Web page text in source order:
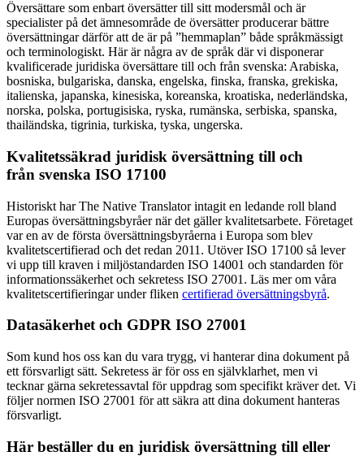
Översättare som enbart översätter till sitt modersmål och är
specialister på det ämnesområde de översätter producerar bättre
översättningar därför att de är på ”hemmaplan” både språkmässigt
och terminologiskt. Här är några av de språk där vi disponerar
kvalificerade juridiska översättare till och från svenska: Arabiska,
bosniska, bulgariska, danska, engelska, finska, franska, grekiska,
italienska, japanska, kinesiska, koreanska, kroatiska, nederländska,
norska, polska, portugisiska, ryska, rumänska, serbiska, spanska,
thailändska, tigrinia, turkiska, tyska, ungerska.
Kvalitetssäkrad juridisk översättning till och
från svenska ISO 17100
Historiskt har The Native Translator intagit en ledande roll bland
Europas översättningsbyråer när det gäller kvalitetsarbete. Företaget
var en av de första översättningsbyråerna i Europa som blev
kvalitetscertifierad och det redan 2011. Utöver ISO 17100 så lever
vi upp till kraven i miljöstandarden ISO 14001 och standarden för
informationssäkerhet och sekretess ISO 27001. Läs mer om våra
kvalitetscertifieringar under fliken certifierad översättningsbyrå.
Datasäkerhet och GDPR ISO 27001
Som kund hos oss kan du vara trygg, vi hanterar dina dokument på
ett försvarligt sätt. Sekretess är för oss en självklarhet, men vi
tecknar gärna sekretessavtal för uppdrag som specifikt kräver det. Vi
följer normen ISO 27001 för att säkra att dina dokument hanteras
försvarligt.
Här beställer du en juridisk översättning till eller